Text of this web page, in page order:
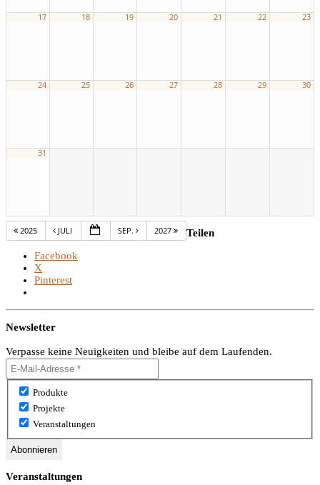
17 18 19 20 21 22 23
24 25 26 27 28 29 30
31
2025 JULI SEP. 2027
Teilen
Facebook
X
Pinterest
Newsletter
Verpasse keine Neuigkeiten und bleibe auf dem Laufenden.
Produkte
Projekte
Veranstaltungen
Veranstaltungen